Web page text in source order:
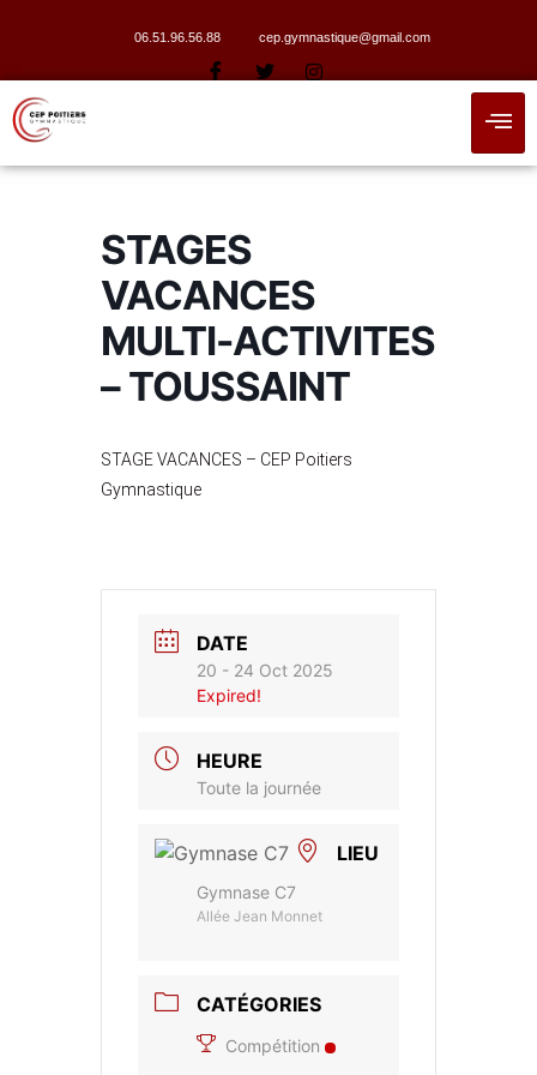
06.51.96.56.88 cep.gymnastique@gmail.com
STAGES
VACANCES
MULTI-ACTIVITES
– TOUSSAINT
STAGE VACANCES – CEP Poitiers
Gymnastique
DATE
20 - 24 Oct 2025
Expired!
HEURE
Toute la journée
LIEU
Gymnase C7
Allée Jean Monnet
CATÉGORIES
Compétition